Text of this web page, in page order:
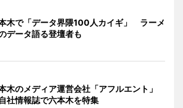
木で「データ界隈100人カイギ」 ラーメ
データ語る登壇者も
木のメディア運営会社「アフルエント」
社情報誌で六本木を特集